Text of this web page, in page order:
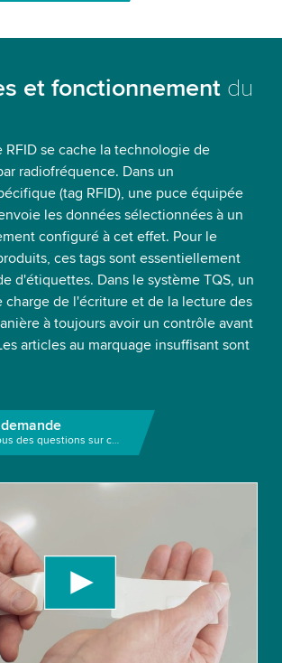
et fonctionnementdu
RFID se cache la technologie de
radiofréquence. Dans un
(tag RFID), une puce équipée
les données sélectionnées à un
configuré à cet effet. Pour le
ces tags sont essentiellement
d'étiquettes. Dans le système TQS, un
charge de l'écriture et de la lecture des
à toujours avoir un contrôle avant
articles au marquage insuffisant sont
Avez-vous des questions sur ce produit?
consent to load the YouTube
party service to embed video
collect data about your activity.
the details and accept the service
video.